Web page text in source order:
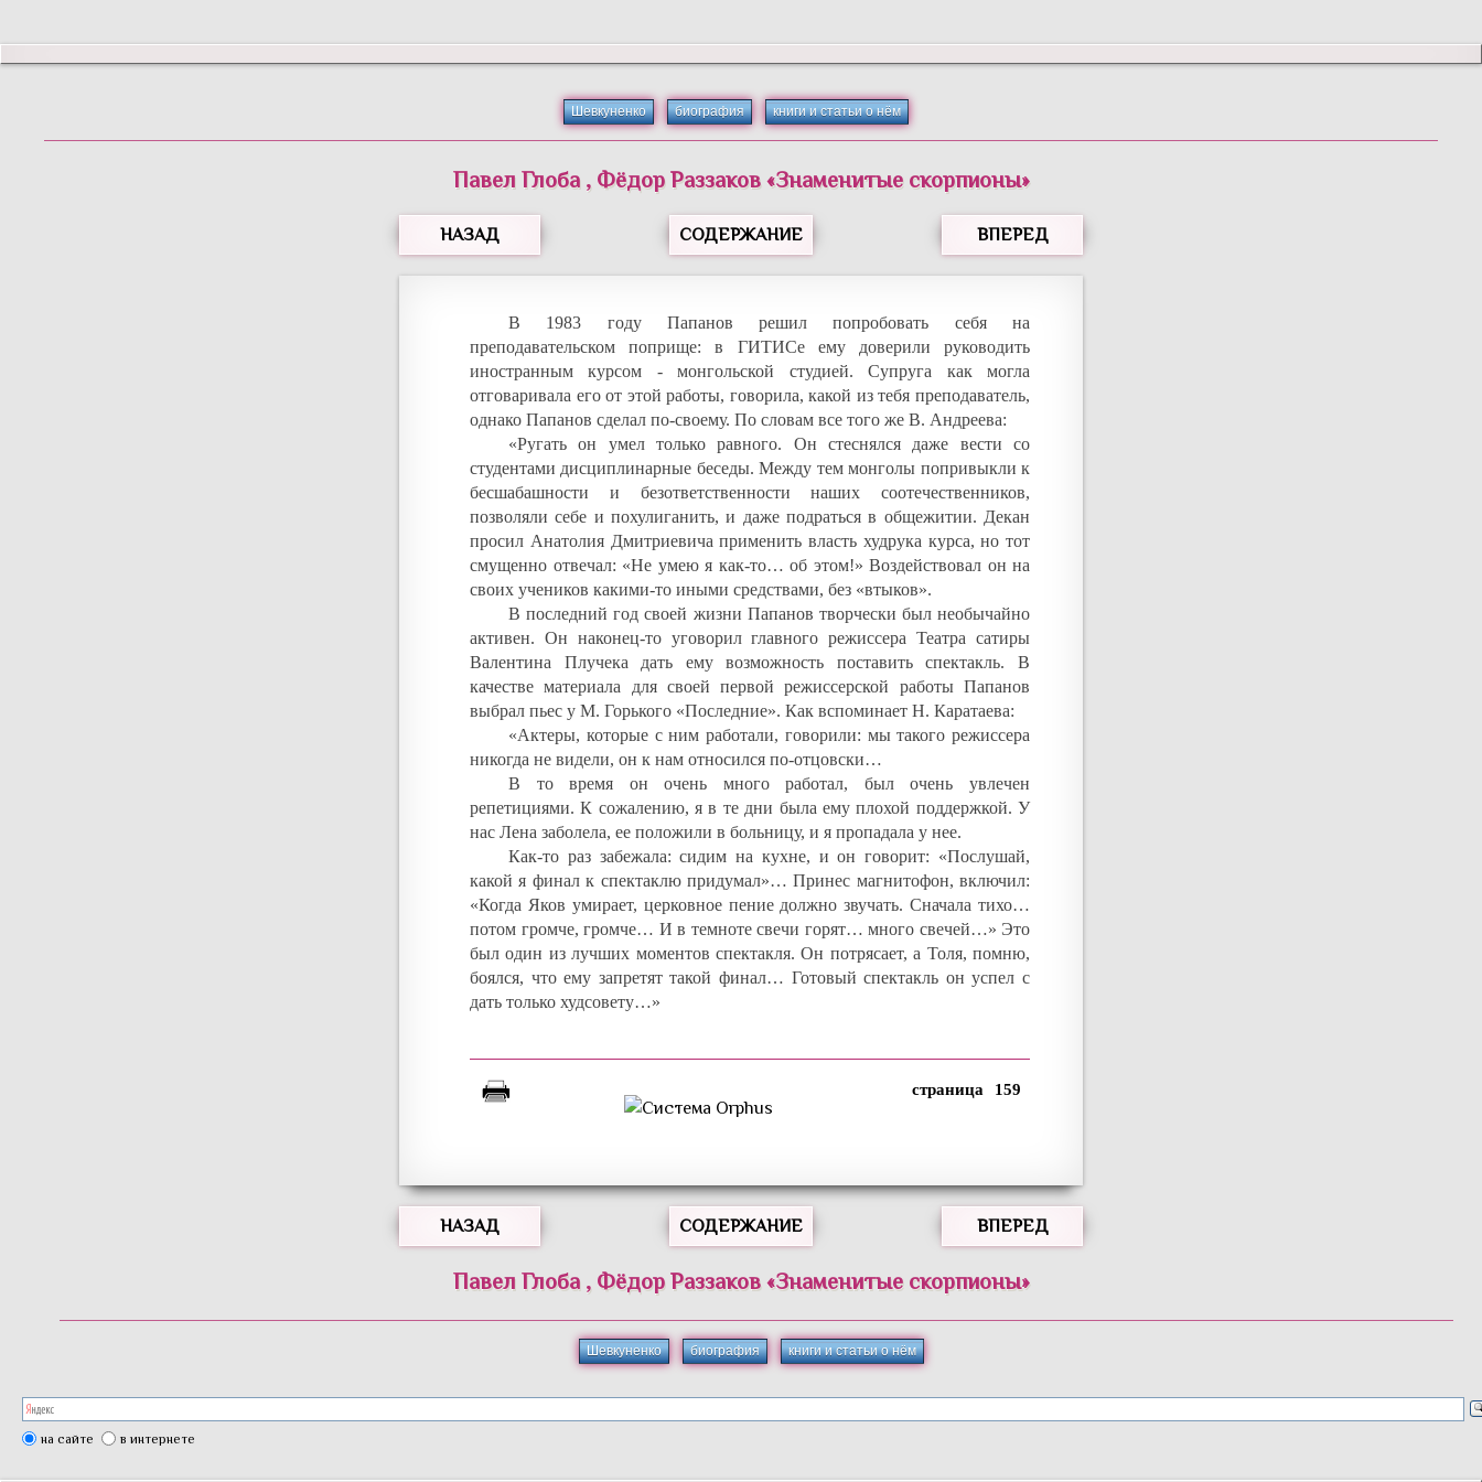
Шевкуненко биография книги и статьи о нём
Павел Глоба , Фёдор Раззаков«Знаменитые скорпионы»
НАЗАД СОДЕРЖАНИЕ ВПЕРЕД
В 1983 году Папанов решил попробовать себя на
преподавательском поприще: в ГИТИСе ему доверили руководить
иностранным курсом - монгольской студией. Супруга как могла
отговаривала его от этой работы, говорила, какой из тебя преподаватель,
однако Папанов сделал по-своему. По словам все того же В. Андреева:
«Ругать он умел только равного. Он стеснялся даже вести со
студентами дисциплинарные беседы. Между тем монголы попривыкли к
бесшабашности и безответственности наших соотечественников,
позволяли себе и похулиганить, и даже подраться в общежитии. Декан
просил Анатолия Дмитриевича применить власть худрука курса, но тот
смущенно отвечал: «Не умею я как-то… об этом!» Воздействовал он на
своих учеников какими-то иными средствами, без «втыков».
В последний год своей жизни Папанов творчески был необычайно
активен. Он наконец-то уговорил главного режиссера Театра сатиры
Валентина Плучека дать ему возможность поставить спектакль. В
качестве материала для своей первой режиссерской работы Папанов
выбрал пьес у М. Горького «Последние». Как вспоминает Н. Каратаева:
«Актеры, которые с ним работали, говорили: мы такого режиссера
никогда не видели, он к нам относился по-отцовски…
В то время он очень много работал, был очень увлечен
репетициями. К сожалению, я в те дни была ему плохой поддержкой. У
нас Лена заболела, ее положили в больницу, и я пропадала у нее.
Как-то раз забежала: сидим на кухне, и он говорит: «Послушай,
какой я финал к спектаклю придумал»… Принес магнитофон, включил:
«Когда Яков умирает, церковное пение должно звучать. Сначала тихо…
потом громче, громче… И в темноте свечи горят… много свечей…» Это
был один из лучших моментов спектакля. Он потрясает, а Толя, помню,
боялся, что ему запретят такой финал… Готовый спектакль он успел с
дать только худсовету…»
159
НАЗАД СОДЕРЖАНИЕ ВПЕРЕД
Павел Глоба , Фёдор Раззаков«Знаменитые скорпионы»
Шевкуненко биография книги и статьи о нём
на сайте в интернете